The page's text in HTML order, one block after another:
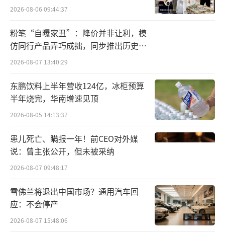
从整体行业来看，奢侈品巨头布局彩妆已
经不是新鲜事，据北京商报记者粗略统计，202
0年后，包括爱马仕、普拉达、华伦天奴和Celi
ne等数个奢侈品品牌接连宣布推出包括彩妆、
护肤品、指甲油等品类。但像LV这样产品定价
如此之高的就有些不常见了。北京商报记者了
解到，LV每支口红售价为1200元，替换芯的价
格。如香奈儿普通口红是420元左右；Dior口红
价格区间在400—800元；爱马仕口红价格则在5
LV高价口红立刻引发消费者热议。“1200
元的口红到底是要卖给谁？”“1200元的口
2026-08-06 09:44:37
粉笔“自曝家丑”：降价并非让利，模
仿同行产品弄巧成拙，同步推出历史学
员退费方案
2026-08-07 13:40:29
东鹏饮料上半年营收124亿，冰柜预算
半年烧完，华南增速见顶
2026-08-05 14:13:37
患儿死亡、瞒报一年！前CEO对外媒
说：曾主张公开，但未被采纳
2026-08-07 09:48:17
雪佛兰将退出中国市场？通用汽车回
应：不会停产
2026-08-07 15:48:06